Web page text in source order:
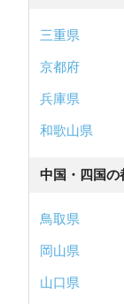
三重県
京都府
兵庫県
和歌山県
中国・四国の
鳥取県
岡山県
山口県